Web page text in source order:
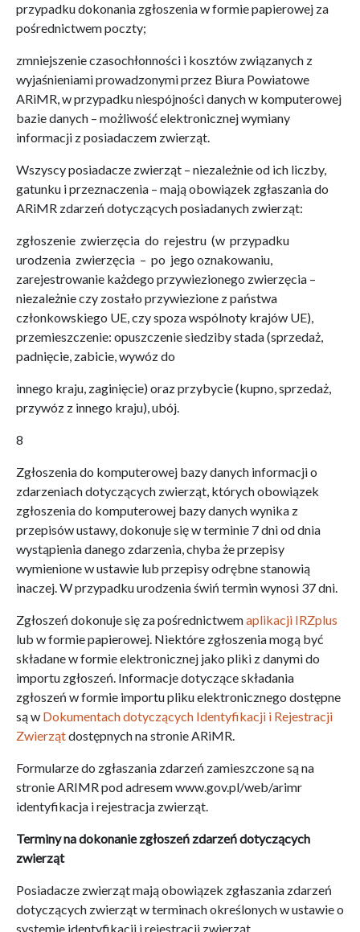
przypadku dokonania zgłoszenia w formie papierowej za
pośrednictwem poczty;
zmniejszenie czasochłonności i kosztów związanych z
wyjaśnieniami prowadzonymi przez Biura Powiatowe
ARiMR, w przypadku niespójności danych w komputerowej
bazie danych – możliwość elektronicznej wymiany
informacji z posiadaczem zwierząt.
Wszyscy posiadacze zwierząt – niezależnie od ich liczby,
gatunku i przeznaczenia – mają obowiązek zgłaszania do
ARiMR zdarzeń dotyczących posiadanych zwierząt:
zgłoszenie zwierzęcia do rejestru (w przypadku
urodzenia zwierzęcia – po jego oznakowaniu,
zarejestrowanie każdego przywiezionego zwierzęcia –
niezależnie czy zostało przywiezione z państwa
członkowskiego UE, czy spoza wspólnoty krajów UE),
przemieszczenie: opuszczenie siedziby stada (sprzedaż,
padnięcie, zabicie, wywóz do
innego kraju, zaginięcie) oraz przybycie (kupno, sprzedaż,
przywóz z innego kraju), ubój.
8
Zgłoszenia do komputerowej bazy danych informacji o
zdarzeniach dotyczących zwierząt, których obowiązek
zgłoszenia do komputerowej bazy danych wynika z
przepisów ustawy, dokonuje się w terminie 7 dni od dnia
wystąpienia danego zdarzenia, chyba że przepisy
wymienione w ustawie lub przepisy odrębne stanowią
inaczej. W przypadku urodzenia świń termin wynosi 37 dni.
Zgłoszeń dokonuje się za pośrednictwemaplikacji IRZplus
lub w formie papierowej. Niektóre zgłoszenia mogą być
składane w formie elektronicznej jako pliki z danymi do
importu zgłoszeń. Informacje dotyczące składania
zgłoszeń w formie importu pliku elektronicznego dostępne
są w Dokumentach dotyczących Identyfikacji i Rejestracji
Zwierzątdostępnych na stronie ARiMR.
Formularze do zgłaszania zdarzeń zamieszczone są na
stronie ARIMR pod adresem www.gov.pl/web/arimr
identyfikacja i rejestracja zwierząt.
Terminy na dokonanie zgłoszeń zdarzeń dotyczących
zwierząt
Posiadacze zwierząt mają obowiązek zgłaszania zdarzeń
dotyczących zwierząt w terminach określonych w ustawie o
systemie identyfikacji i rejestracji zwierząt.